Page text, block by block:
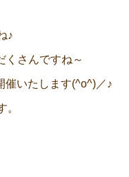
♪
くさんですね～
いたします(^o^)／♪